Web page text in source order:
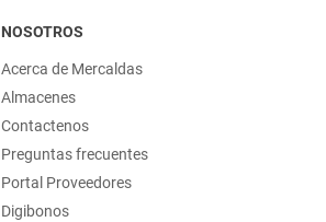
NOSOTROS
Acerca de Mercaldas
Almacenes
Contactenos
Preguntas frecuentes
Portal Proveedores
Digibonos